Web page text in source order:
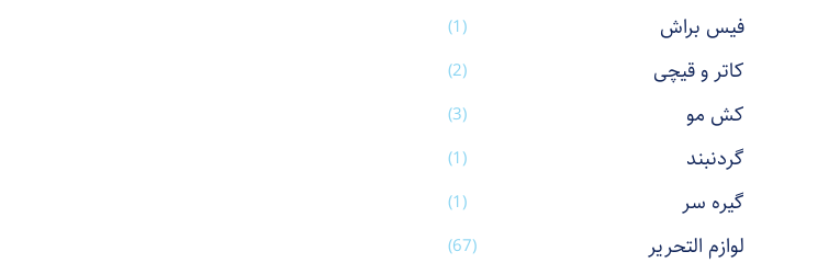
فیس براش (1)
کاتر و قیچی (2)
کش مو (3)
گردنبند (1)
گیره سر (1)
لوازم التحریر (67)